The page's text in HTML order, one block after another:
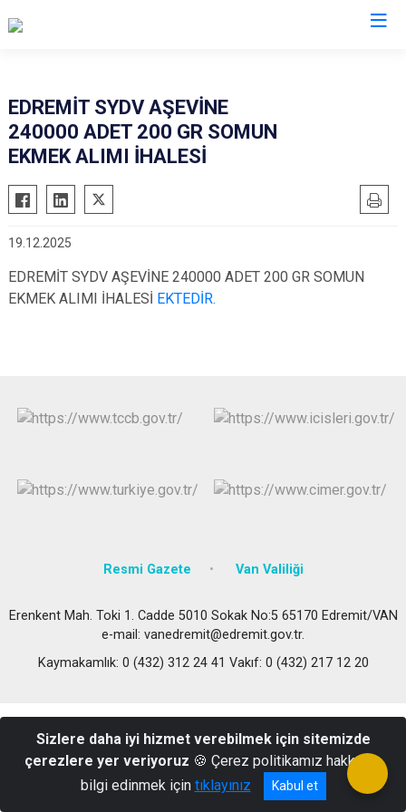
Bahçesaray
Çaldıran
Erciş
Gürpınar
Tuşba
EDREMİT SYDV AŞEVİNE
240000 ADET 200 GR SOMUN
EKMEK ALIMI İHALESİ
19.12.2025
EDREMİT SYDV AŞEVİNE 240000 ADET 200 GR SOMUN
EKMEK ALIMI İHALESİ EKTEDİR.
Resmi Gazete Van Valiliği
Erenkent Mah. Toki 1. Cadde 5010 Sokak No:5 65170 Edremit/VAN
e-mail: vanedremit@edremit.gov.tr.
Kaymakamlık: 0 (432) 312 24 41 Vakıf: 0 (432) 217 12 20
Sizlere daha iyi hizmet verebilmek için sitemizde
çerezlere yer veriyoruz 🍪 Çerez politikamız hakkında
bilgi edinmek için tıklayınız Kabul et